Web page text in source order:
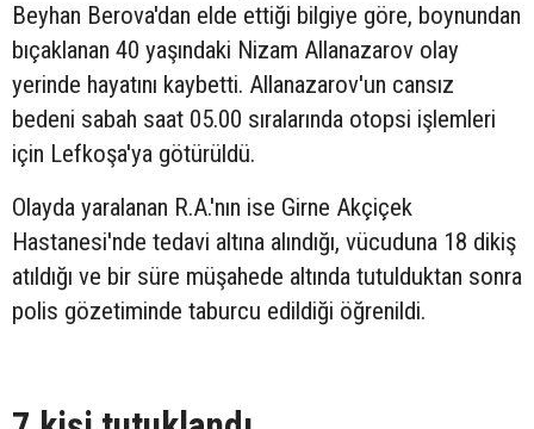
Beyhan Berova'dan elde ettiği bilgiye göre, boynundan
bıçaklanan 40 yaşındaki Nizam Allanazarov olay
yerinde hayatını kaybetti. Allanazarov'un cansız
bedeni sabah saat 05.00 sıralarında otopsi işlemleri
için Lefkoşa'ya götürüldü.
Olayda yaralanan R.A.'nın ise Girne Akçiçek
Hastanesi'nde tedavi altına alındığı, vücuduna 18 dikiş
atıldığı ve bir süre müşahede altında tutulduktan sonra
polis gözetiminde taburcu edildiği öğrenildi.